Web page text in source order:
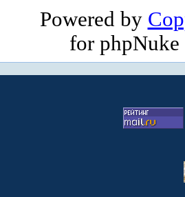
Powered by
for